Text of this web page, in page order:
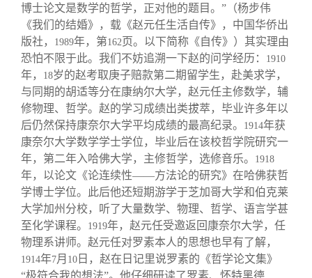
博士论文是数学的哲学，正对他的题目。”（杨步伟
《我们的结婚》，载《赵元任生活自传》，中国华侨出
版社，
1989年，第162 页。以下简称《自传》）其实理由
恐怕不限于此。我们不妨追溯一下赵的问学经历：
1910
年， 18岁的赵考取庚子赔款第二期留学生，赴美求学，
与同期的胡适等分在康纳尔大学，赵元任主修数学，辅
修物理、哲学。赵的学习成绩出类拔萃，毕业许多年以
后仍然保持康奈尔大学平均成绩的最高纪录。
1914年获
康奈尔大学数学学士学位，毕业后在该校哲学院研究一
年，第二年入哈佛大学，主修哲学，选修音乐。
1918
年，以论文《论连续性——方法论的研究》在哈佛获哲
学博士学位。此后他还短期游学于芝加哥大学和伯克莱
大学加州分校，听了大量数学、物理、哲学、语言学甚
至化学课程。
1919年，赵元任受邀返回康奈尔大学，任
物理系讲师。赵元任对罗素本人的思想也早有了解，
1914年7月 10 日，赵在日记里说罗素的《哲学论文集》
“极符合我的想法”。他仔细研读了罗素、怀特黑德